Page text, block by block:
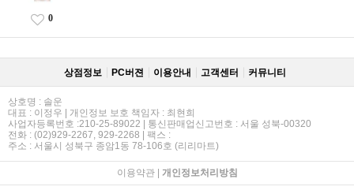
0
상점정보 PC버젼 이용안내 고객센터 커뮤니티
상호명 : 솔운
대표 : 이정우 | 개인정보 보호 책임자 : 최현희
사업자등록번호 :210-25-89022 | 통신판매업신고번호 : 서울 성북-00320
전화 : (02)929-2267, 929-2268 | 팩스 :
주소 : 서울시 성북구 종암1동 78-106호 (리리마트)
이용약관| 개인정보처리방침